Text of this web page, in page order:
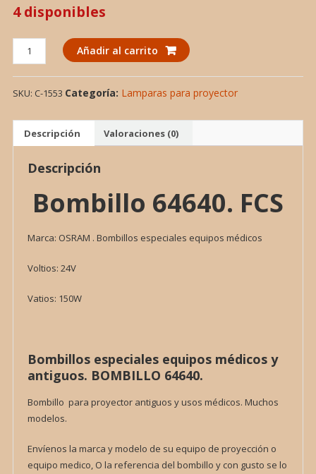
4 disponibles
Bombillos
especiales
equipos
médicos.
Añadir al carrito
SKU: C-1553 Categoría: Lamparas para proyector
Descripción Valoraciones (0)
Descripción
Bombillo 64640. FCS
Marca: OSRAM . Bombillos especiales equipos médicos
Voltios: 24V
Vatios: 150W
Bombillos especiales equipos médicos y
antiguos. BOMBILLO 64640.
Bombillo para proyector antiguos y usos médicos. Muchos
modelos.
Envíenos la marca y modelo de su equipo de proyección o
equipo medico, O la referencia del bombillo y con gusto se lo